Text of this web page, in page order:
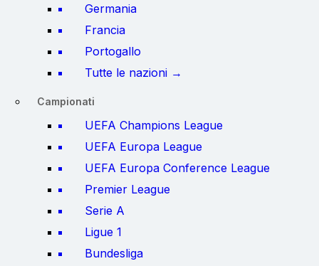
Germania
Francia
Portogallo
Tutte le nazioni →
Campionati
UEFA Champions League
UEFA Europa League
UEFA Europa Conference League
Premier League
Serie A
Ligue 1
Bundesliga